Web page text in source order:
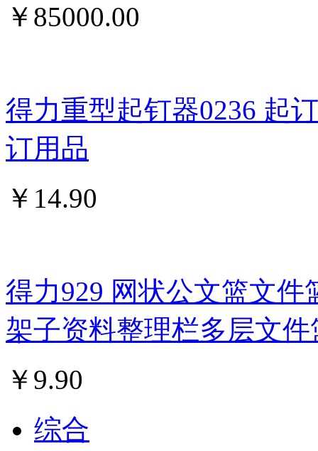
￥ 85000.00
得力重型起钉器0236 起
订用品
￥ 14.90
得力929 网状公文篮文
架子资料整理栏多层文件
￥ 9.90
综合